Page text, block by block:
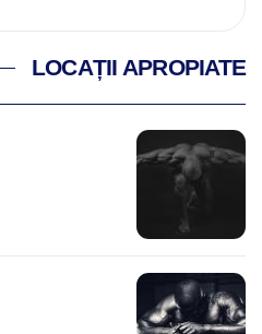
LOCAȚII APROPIATE